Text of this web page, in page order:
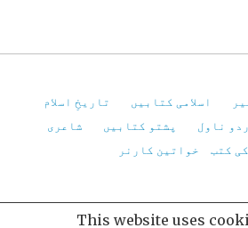
اسلامی کتابیں
تاریخِ اسلام
ناول پشتو کتابیں
شاعری
کتب
خواتین کارنر
This website uses